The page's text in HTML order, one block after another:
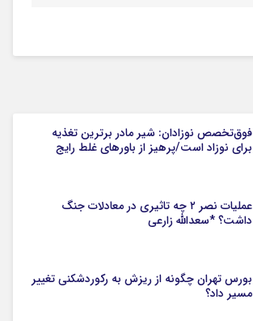
فوق‌تخصص نوزادان: شیر مادر برترین تغذیه
برای نوزاد است/پرهیز از باورهای غلط رایج
عملیات نصر ۲ چه تاثیری در معادلات جنگ
داشت؟ *سعدالله زارعی
بورس تهران چگونه از ریزش به رکوردشکنی تغییر
مسیر داد؟